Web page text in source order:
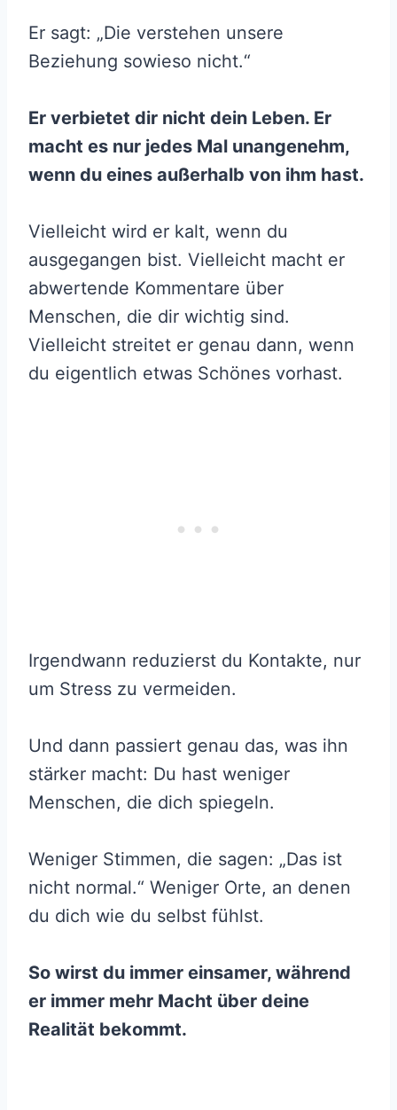
Er sagt: „Die verstehen unsere
Beziehung sowieso nicht.“
Er verbietet dir nicht dein Leben. Er
macht es nur jedes Mal unangenehm,
wenn du eines außerhalb von ihm hast.
Vielleicht wird er kalt, wenn du
ausgegangen bist. Vielleicht macht er
abwertende Kommentare über
Menschen, die dir wichtig sind.
Vielleicht streitet er genau dann, wenn
du eigentlich etwas Schönes vorhast.
Irgendwann reduzierst du Kontakte, nur
um Stress zu vermeiden.
Und dann passiert genau das, was ihn
stärker macht: Du hast weniger
Menschen, die dich spiegeln.
Weniger Stimmen, die sagen: „Das ist
nicht normal.“ Weniger Orte, an denen
du dich wie du selbst fühlst.
So wirst du immer einsamer, während
er immer mehr Macht über deine
Realität bekommt.